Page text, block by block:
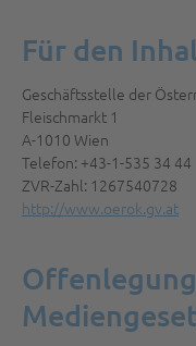
Für den
Geschäftsstelle der
Fleischmarkt 1
A-1010 Wien
Telefon: +43-1-535 34 44
ZVR-Zahl: 1267540728
http://www.oerok.gv.at